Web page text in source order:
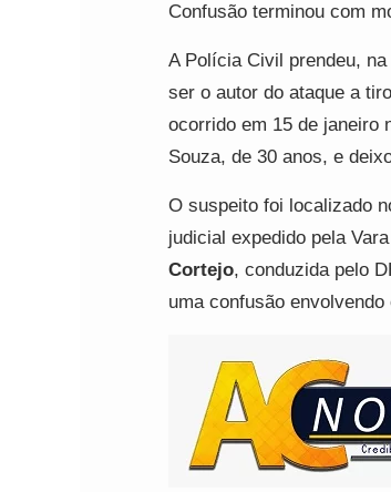
Confusão terminou com
A Polícia Civil prendeu,
ser o autor do ataque a
ocorrido em 15 de janeiro
Souza, de 30 anos, e
O suspeito foi localizado
judicial expedido pela
Cortejo, conduzida pelo
uma confusão